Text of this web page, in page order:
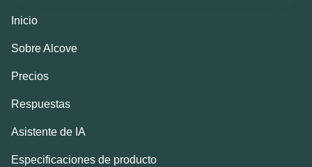
Inicio
Sobre Alcove
Precios
Respuestas
Asistente de IA
Especificaciones de producto